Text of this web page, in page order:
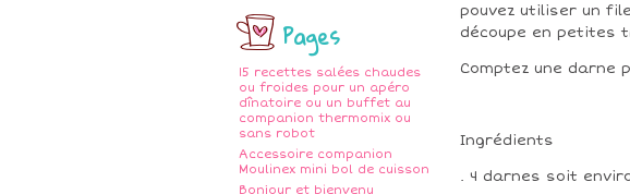
Pages
15 recettes salées chaudes
ou froides pour un apéro
dînatoire ou un buffet au
companion thermomix ou
sans robot
Accessoire companion
Moulinex mini bol de cuisson
Bonjour et bienvenu
pouvez utiliser un
découpe en petites
Comptez une darne
Ingrédients
. 4 darnes soit